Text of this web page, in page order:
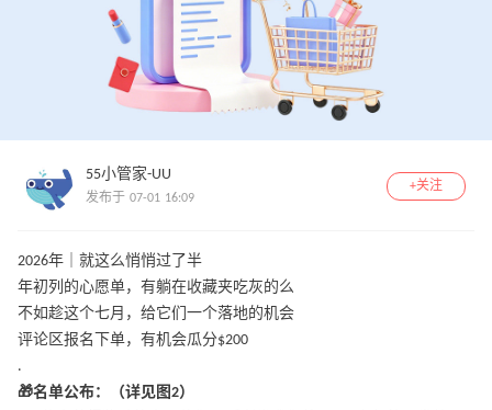
55小管家-UU
发布于 07-01 16:09
+关注
2026年｜就这么悄悄过了半
年初列的心愿单，有躺在收藏夹吃灰的么
不如趁这个七月，给它们一个落地的机会
评论区报名下单，有机会瓜分$200
.
🎁名单公布：（详见图2）